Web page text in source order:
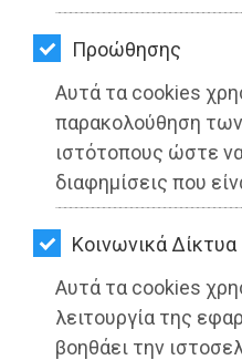
Προώθησης
Αυτά τα cookies
παρακολούθηση
ιστότοπους ώστε
διαφημίσεις που
Kοινωνικά Δίκτυα
Αυτά τα cookies
λειτουργία της
βοηθάει την
ΚΑΤΟΙΚΙΔΙΟ
ΑΓΓΕΛΙΕΣ
ΕΦΗΜΕΡΙΔΕΣ
OΔΗΓΟΣ
ΑΓΟΡΑΣ
ΨΙΘΥΡΟΙ
ΑΠΟΣΤΟΛΗ
ΑΡΘΡΩΝ
Θετικός στον
Σπάτων-
Μάρκου
Διαβάστηκε 4213 φορές